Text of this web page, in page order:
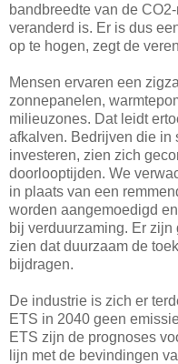
bandbreedte van de
veranderd is. Er is dus
op te hogen, zegt de
Mensen ervaren een
zonnepanelen,
milieuzones. Dat leidt
afkalven. Bedrijven die in
investeren, zien zich
doorlooptijden. We
in plaats van een
worden aangemoedigd
bij verduurzaming. Er
zien dat duurzaam de
bijdragen.
De industrie is zich er
ETS in 2040 geen
ETS zijn de prognoses
lijn met de bevindingen